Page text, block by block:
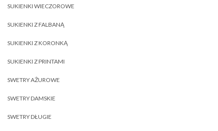
SUKIENKI WIECZOROWE
SUKIENKI Z FALBANĄ
SUKIENKI Z KORONKĄ
SUKIENKI Z PRINTAMI
SWETRY AŻUROWE
SWETRY DAMSKIE
SWETRY DŁUGIE